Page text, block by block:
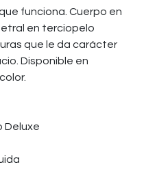
funciona. Cuerpo en
en terciopelo
que le da carácter
Disponible en
Deluxe